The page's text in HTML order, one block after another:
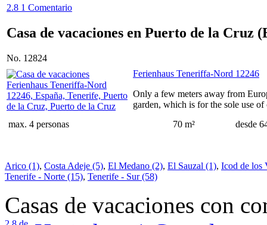
2.8 1 Comentario
Casa de vacaciones en Puerto de la Cruz
No. 12824
Ferienhaus Teneriffa-Nord 12246
Only a few meters away from
garden, which is for the sole use of
max. 4 personas
70 m² desde
Arico (1), Costa Adeje (5), El Medano (2), El Sauzal (1), Icod de los
Tenerife - Norte (15), Tenerife - Sur (58)
Casas de vacaciones con